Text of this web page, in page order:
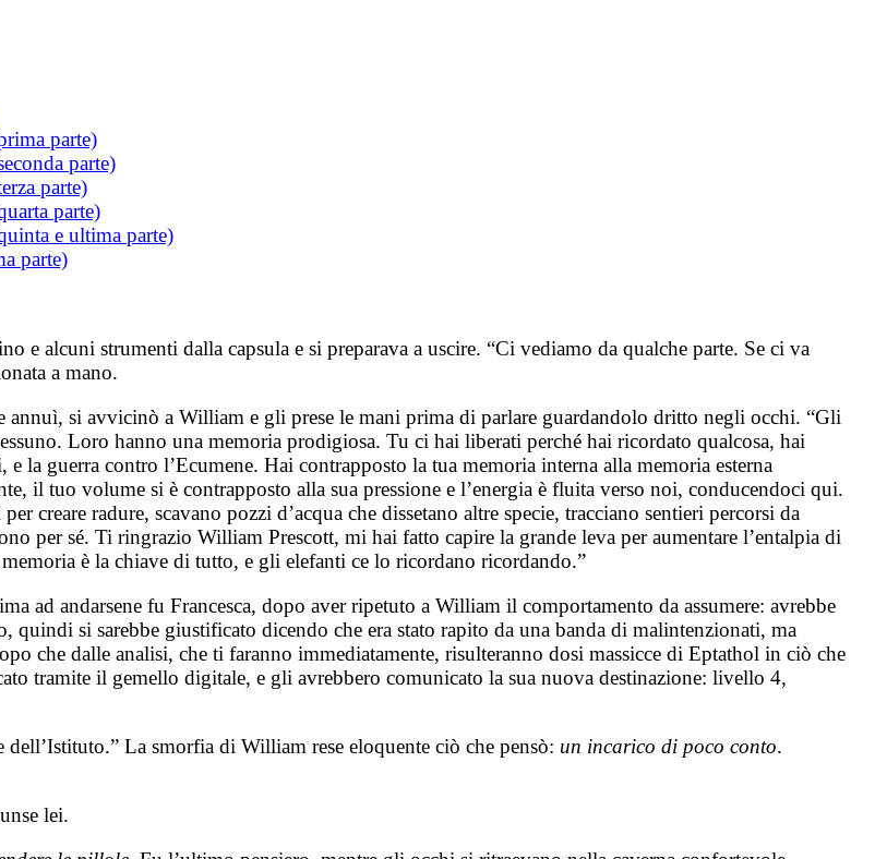
parte)
parte)
parte)
parte)
e ultima parte)
parte)
e alcuni strumenti dalla capsula e si preparava a uscire. “Ci vediamo da qualche parte. Se ci va
a mano.
annuì, si avvicinò a William e gli prese le mani prima di parlare guardandolo dritto negli occhi. “Gli
Loro hanno una memoria prodigiosa. Tu ci hai liberati perché hai ricordato qualcosa, hai
la guerra contro l’Ecumene. Hai contrapposto la tua memoria interna alla memoria esterna
il tuo volume si è contrapposto alla sua pressione e l’energia è fluita verso noi, conducendoci qui.
creare radure, scavano pozzi d’acqua che dissetano altre specie, tracciano sentieri percorsi da
per sé. Ti ringrazio William Prescott, mi hai fatto capire la grande leva per aumentare l’entalpia di
è la chiave di tutto, e gli elefanti ce lo ricordano ricordando.”
ad andarsene fu Francesca, dopo aver ripetuto a William il comportamento da assumere: avrebbe
quindi si sarebbe giustificato dicendo che era stato rapito da una banda di malintenzionati, ma
che dalle analisi, che ti faranno immediatamente, risulteranno dosi massicce di Eptathol in ciò che
tramite il gemello digitale, e gli avrebbero comunicato la sua nuova destinazione: livello 4,
dell’Istituto.” La smorfia di William rese eloquente ciò che pensò: un incarico di poco conto.
lei.